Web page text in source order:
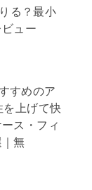
る？最小
ュー
すめのア
を上げて快
ス・フィ
無